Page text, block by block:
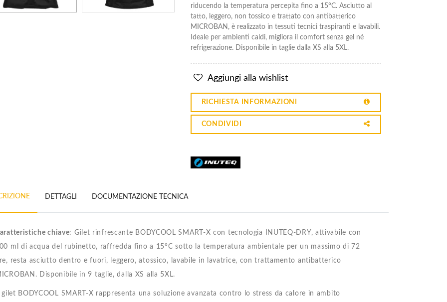
riducendo la temperatura percepita fino a 15°C. Asciutto al
tatto, leggero, non tossico e trattato con antibatterico
MICROBAN, è realizzato in tessuti tecnici traspiranti e lavabili.
Ideale per ambienti caldi, migliora il comfort senza gel né
refrigerazione. Disponibile in taglie dalla XS alla 5XL.
Aggiungi alla wishlist
RICHIESTA INFORMAZIONI
CONDIVIDI
DETTAGLI DOCUMENTAZIONE TECNICA
chiave: Gilet rinfrescante BODYCOOL SMART-X con tecnologia INUTEQ-DRY, attivabile con
ml di acqua del rubinetto, raffredda fino a 15°C sotto la temperatura ambientale per un massimo di 72
resta asciutto dentro e fuori, leggero, atossico, lavabile in lavatrice, con trattamento antibatterico
Disponibile in 9 taglie, dalla XS alla 5XL.
gilet BODYCOOL SMART-X rappresenta una soluzione avanzata contro lo stress da calore in ambito